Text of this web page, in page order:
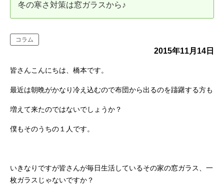
冬の寒さ対策は窓ガラスから♪
コラム
2015年11月14日
皆さんこんにちは、橋本です。
最近は朝晩がかなり冷え込むので布団から出るのを躊躇する方も
増えて来たのではないでしょうか？
僕もそのうちの１人です。
いきなりですが皆さんが毎日生活しているその家の窓ガラス、一
枚ガラスじゃないですか？